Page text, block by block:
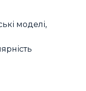
моделі,